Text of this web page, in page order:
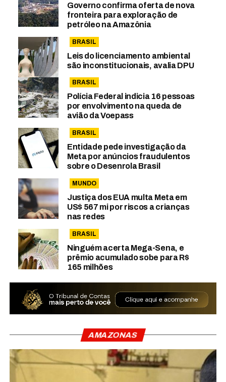
Governo confirma oferta de nova
fronteira para exploração de
petróleo na Amazônia
BRASIL
Leis do licenciamento ambiental
são inconstitucionais, avalia DPU
BRASIL
Polícia Federal indicia 16 pessoas
por envolvimento na queda de
avião da Voepass
BRASIL
Entidade pede investigação da
Meta por anúncios fraudulentos
sobre o Desenrola Brasil
MUNDO
Justiça dos EUA multa Meta em
US$ 567 mi por riscos a crianças
nas redes
BRASIL
Ninguém acerta Mega-Sena, e
prêmio acumulado sobe para R$
165 milhões
AMAZONAS